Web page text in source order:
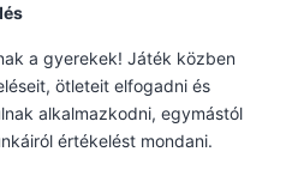
a gyerekek! Játék közben
ötleteit elfogadni és
alkalmazkodni, egymástól
értékelést mondani.